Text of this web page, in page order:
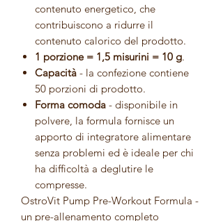
contenuto energetico, che
contribuiscono a ridurre il
contenuto calorico del prodotto.
1 porzione = 1,5 misurini = 10 g.
Capacità - la confezione contiene
50 porzioni di prodotto.
Forma comoda - disponibile in
polvere, la formula fornisce un
apporto di integratore alimentare
senza problemi ed è ideale per chi
ha difficoltà a deglutire le
compresse.
OstroVit Pump Pre-Workout Formula -
un pre-allenamento completo